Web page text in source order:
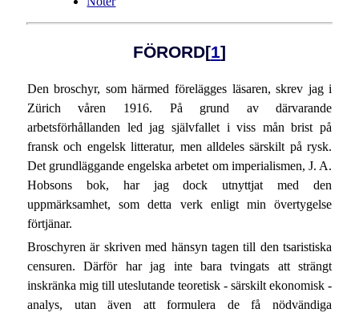
FÖRORD[1]
Den broschyr, som härmed förelägges läsaren, skrev jag i
Zürich våren 1916. På grund av därvarande
arbetsförhållanden led jag självfallet i viss mån brist på
fransk och engelsk litteratur, men alldeles särskilt på rysk.
Det grundläggande engelska arbetet om imperialismen, J. A.
Hobsons bok, har jag dock utnyttjat med den
uppmärksamhet, som detta verk enligt min övertygelse
förtjänar.
Broschyren är skriven med hänsyn tagen till den tsaristiska
censuren. Därför har jag inte bara tvingats att strängt
inskränka mig till uteslutande teoretisk - särskilt ekonomisk -
analys, utan även att formulera de få nödvändiga